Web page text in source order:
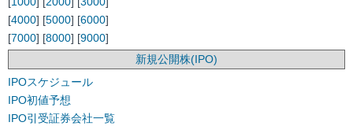
[4000] [5000] [6000]
[7000] [8000] [9000]
新規公開株(IPO)
IPOスケジュール
IPO初値予想
IPO引受証券会社一覧